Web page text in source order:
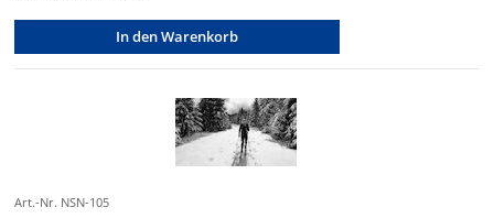
In den Warenkorb
Art.-Nr. NSN-105